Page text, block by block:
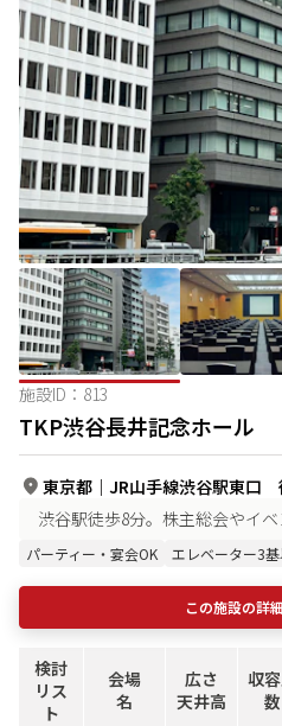
施設ID： 813
TKP渋谷長井記念ホール
東京都 ｜ JR山手線渋谷駅東口
渋谷駅徒歩8分。株主総会やイベ
パーティー・宴会OK エレベーター3
この施設の詳
検討
リス
ト
会場
名
広さ
天井高
収
数